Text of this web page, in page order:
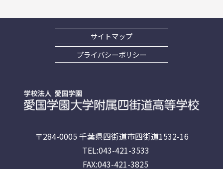
サイトマップ
プライバシーポリシー
〒284-0005 千葉県四街道市四街道1532-16
TEL:043-421-3533
FAX:043-421-3825